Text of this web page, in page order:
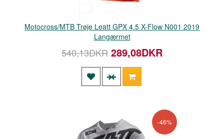
Motocross/MTB Trøje Leatt GPX 4.5 X-Flow N001 2019
Langærmet
540,13DKR 289,08DKR
-46%